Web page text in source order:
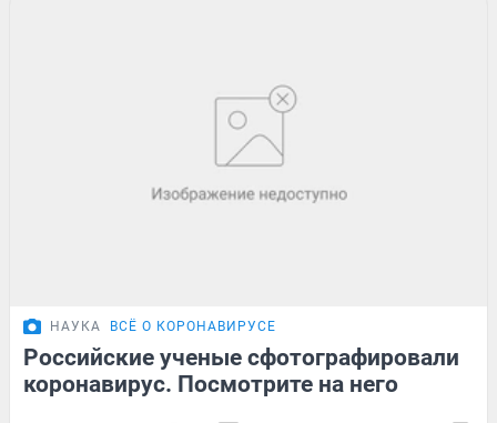
НАУКА ВСЁ О КОРОНАВИРУСЕ
Российские ученые сфотографировали
коронавирус. Посмотрите на него